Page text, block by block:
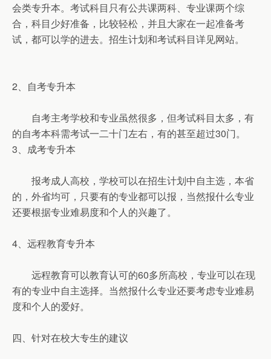
会类专升本。考试科目只有公共课两科、专业课两个综
合，科目少好准备，比较轻松，并且大家在一起准备考
试，都可以学的进去。招生计划和考试科目详见网站。
2、自考专升本
自考主考学校和专业虽然很多，但考试科目太多，有
的自考本科需考试一二十门左右，有的甚至超过30门。
3、成考专升本
报考成人高校，学校可以在招生计划中自主选，本省
的，外省均可，只要有的专业都可以报，当然报什么专业
还要根据专业难易度和个人的兴趣了。
4、远程教育专升本
远程教育可以教育认可的60多所高校，专业可以在现
有的专业中自主选择。当然报什么专业还要考虑专业难易
度和个人的爱好。
四、针对在校大专生的建议